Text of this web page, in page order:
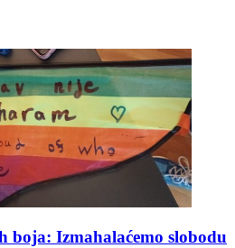
boja: Izmahalaćemo slobodu